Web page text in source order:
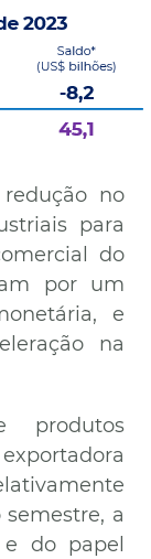
no
para
do
por um
e
na
produtos
a
do papel